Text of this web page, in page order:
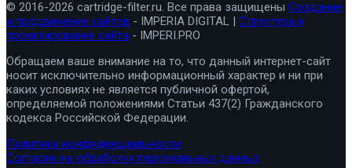
© 2016-2026 cartridge-filter.ru. Все права защищены Создание
и продвижение сайтов - IMPERIA DIGITAL | Структура и
проектирование сайта - IMPERI.PRO
Обращаем ваше внимание на то, что данный интернет-сайт
носит исключительно информационный характер и ни при
каких условиях не является публичной офертой,
определяемой положениями Статьи 437(2) Гражданского
кодекса Российской Федерации.
Политика конфиденциальности
Согласие на обработку персональных данных